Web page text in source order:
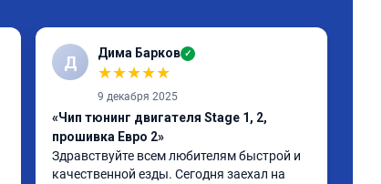
Д Дима Барков ✓
★★★★★
9 декабря 2025
«Чип тюнинг двигателя Stage 1, 2,
прошивка Евро 2»
Здравствуйте всем любителям быстрой и
качественной езды. Сегодня заехал на